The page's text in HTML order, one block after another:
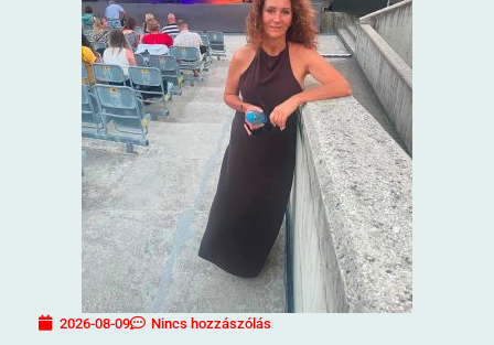
2026-08-09 Nincs hozzászólás